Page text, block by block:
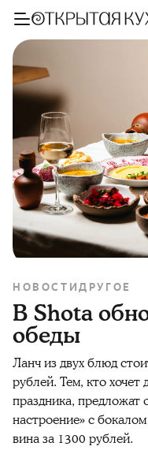
НОВОСТИДРУГОЕ
В Shota
обеды
Ланч из двух блюд
рублей. Тем, кто хочет
праздника,
настроение» с
вина за 1300 рублей.